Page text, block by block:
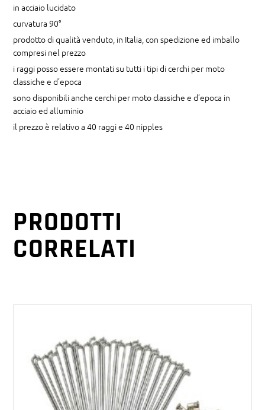
in acciaio lucidato
curvatura 90°
prodotto di qualità venduto, in Italia, con spedizione ed imballo
compresi nel prezzo
i raggi posso essere montati su tutti i tipi di cerchi per moto
classiche e d’epoca
sono disponibili anche cerchi per moto classiche e d’epoca in
acciaio ed alluminio
il prezzo è relativo a 40 raggi e 40 nipples
PRODOTTI
CORRELATI
AGGIUNGI AL CARRELLO